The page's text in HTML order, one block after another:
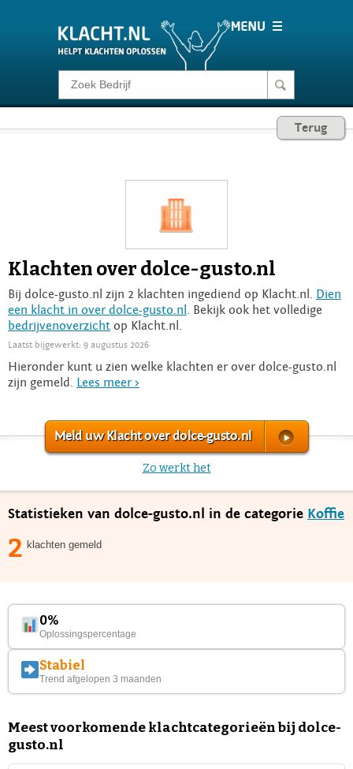
Klacht melden
Login
Terug
Klachten over dolce-gusto.nl
Bij dolce-gusto.nl zijn 2 klachten ingediend op Klacht.nl. Dien
een klacht in over dolce-gusto.nl
. Bekijk ook het volledige
bedrijvenoverzicht op Klacht.nl.
Laatst bijgewerkt: 9 augustus 2026
Hieronder kunt u zien welke klachten er over dolce-gusto.nl
zijn gemeld. Lees meer >
Meld uw Klacht over dolce-gusto.nl
Zo werkt het
Statistieken van dolce-gusto.nl in de categorie Koffie
2 klachten gemeld
0%
Oplossingspercentage
Stabiel
Trend afgelopen 3 maanden
Meest voorkomende klachtcategorieën bij dolce-
gusto.nl